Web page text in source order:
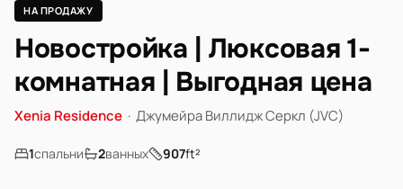
НА ПРОДАЖУ
Новостройка | Люксовая 1-
комнатная | Выгодная цена
Xenia Residence · Джумейра Виллидж Серкл (JVC)
1спальни 2ванных 907ft²